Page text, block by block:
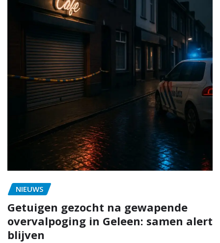
NIEUWS
Getuigen gezocht na gewapende
overvalpoging in Geleen: samen alert
blijven